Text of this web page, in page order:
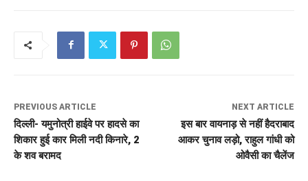
PREVIOUS ARTICLE
दिल्ली- यमुनोत्री हाईवे पर हादसे का
शिकार हुई कार मिली नदी किनारे, 2
के शव बरामद
NEXT ARTICLE
इस बार वायनाड़ से नहीं हैदराबाद
आकर चुनाव लड़ो, राहुल गांधी को
ओवैसी का चैलेंज